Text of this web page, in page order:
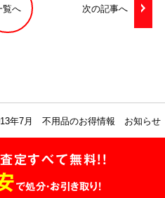
覧へ 次の記事へ
年7月 不用品のお得情報 お知らせ
定すべて無料!!
で処分・お引き取り！